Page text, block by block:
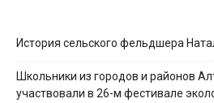
История сельского фельдшера
Школьники из городов и районов
участвовали в 26-м фестивале